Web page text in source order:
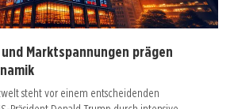
Marktspannungen prägen
steht vor einem entscheidenden